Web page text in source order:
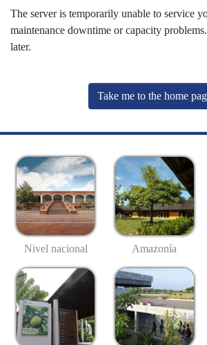
The server is temporarily unable to service
maintenance downtime or capacity
later.
Take me to the home
Nivel nacional Amazonía